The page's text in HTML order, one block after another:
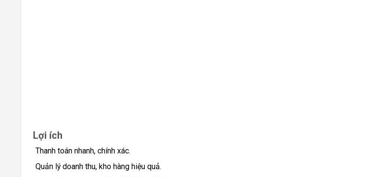
Lợi ích
Thanh toán nhanh, chính xác.
Quản lý doanh thu, kho hàng hiệu quả.